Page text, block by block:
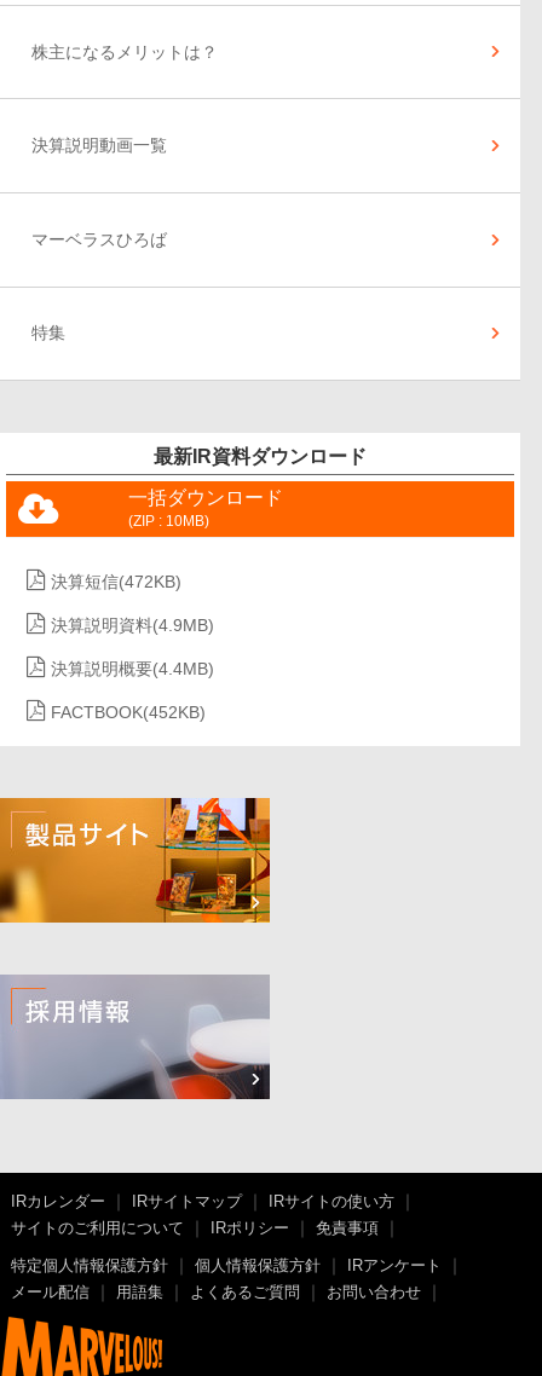
株主になるメリットは？
決算説明動画一覧
マーベラスひろば
特集
最新IR資料ダウンロード
一括ダウンロード
(ZIP : 10MB)
決算短信(472KB)
決算説明資料(4.9MB)
決算説明概要(4.4MB)
FACTBOOK(452KB)
IRカレンダー IRサイトマップ
IRサイトの使い方
サイトのご利用について
IRポリシー 免責事項
特定個人情報保護方針 個人情報保護方針
IRアンケート
メール配信
用語集 よくあるご質問 お問い合わせ